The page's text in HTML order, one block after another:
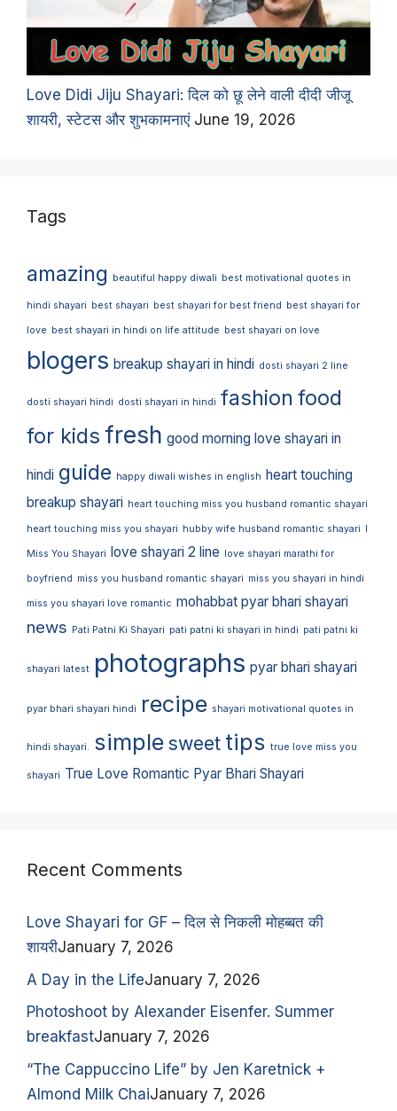
Love Didi Jiju Shayari: दिल को छू लेने वाली दीदी जीजू
शायरी, स्टेटस और शुभकामनाएं June 19, 2026
Tags
amazing beautiful happy diwali best motivational quotes in
hindi shayari best shayari best shayari for best friend best shayari for
love best shayari in hindi on life attitude best shayari on love
blogers breakup shayari in hindi dosti shayari 2 line
dosti shayari hindi dosti shayari in hindi fashion food
for kids fresh good morning love shayari in
hindi guide happy diwali wishes in english
heart touching
breakup shayari
heart touching miss you husband romantic shayari
heart touching miss you shayari hubby wife husband romantic shayari
Miss You Shayari love shayari 2 line love shayari marathi for
boyfriend miss you husband romantic shayari miss you shayari in hindi
miss you shayari love romantic mohabbat pyar bhari shayari
news Pati Patni Ki Shayari pati patni ki shayari in hindi pati patni ki
shayari latest photographs pyar bhari shayari
pyar bhari shayari hindi recipe shayari motivational quotes in
hindi shayari. simplesweet tips true love miss you
shayari True Love Romantic Pyar Bhari Shayari
Recent Comments
Love Shayari for GF – दिल से निकली मोहब्बत की
शायरीJanuary 7, 2026
A Day in the LifeJanuary 7, 2026
Photoshoot by Alexander Eisenfer. Summer
breakfastJanuary 7, 2026
“The Cappuccino Life” by Jen Karetnick +
Almond Milk ChaiJanuary 7, 2026